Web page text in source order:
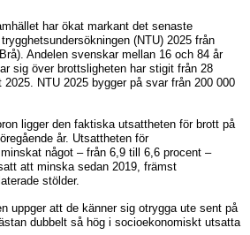
har ökat markant det senaste
(NTU) 2025 från
Andelen svenskar mellan 16 och 84 år
sig över brottsligheten har stigit från 28
NTU 2025 bygger på svar från 200 000
ligger den faktiska utsattheten för brott på
år. Utsattheten för
något – från 6,9 till 6,6 procent –
att minska sedan 2019, främst
stölder.
uppger att de känner sig otrygga ute sent på
dubbelt så hög i socioekonomiskt utsatta